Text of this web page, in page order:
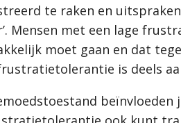
te raken en uitspraken
Mensen met een lage
moet gaan en dat
is deels